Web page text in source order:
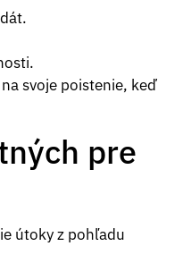
svoje poistenie, keď
pre
útoky z pohľadu